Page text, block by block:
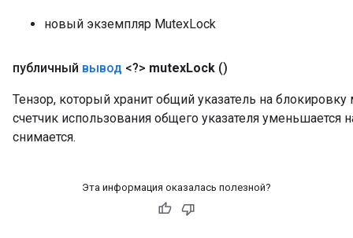
новый экземпляр MutexLock
публичный вывод <?> mutexLock ()
Тензор, который хранит общий указатель на блокировку
счетчик использования общего указателя уменьшается
снимается.
Эта информация оказалась полезной?